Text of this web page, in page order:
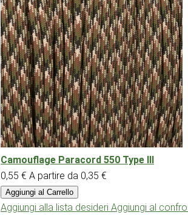
Camouflage Paracord 550 Type III
0,55 € A partire da 0,35 €
Aggiungi al Carrello
Aggiungi alla lista desideri Aggiungi al